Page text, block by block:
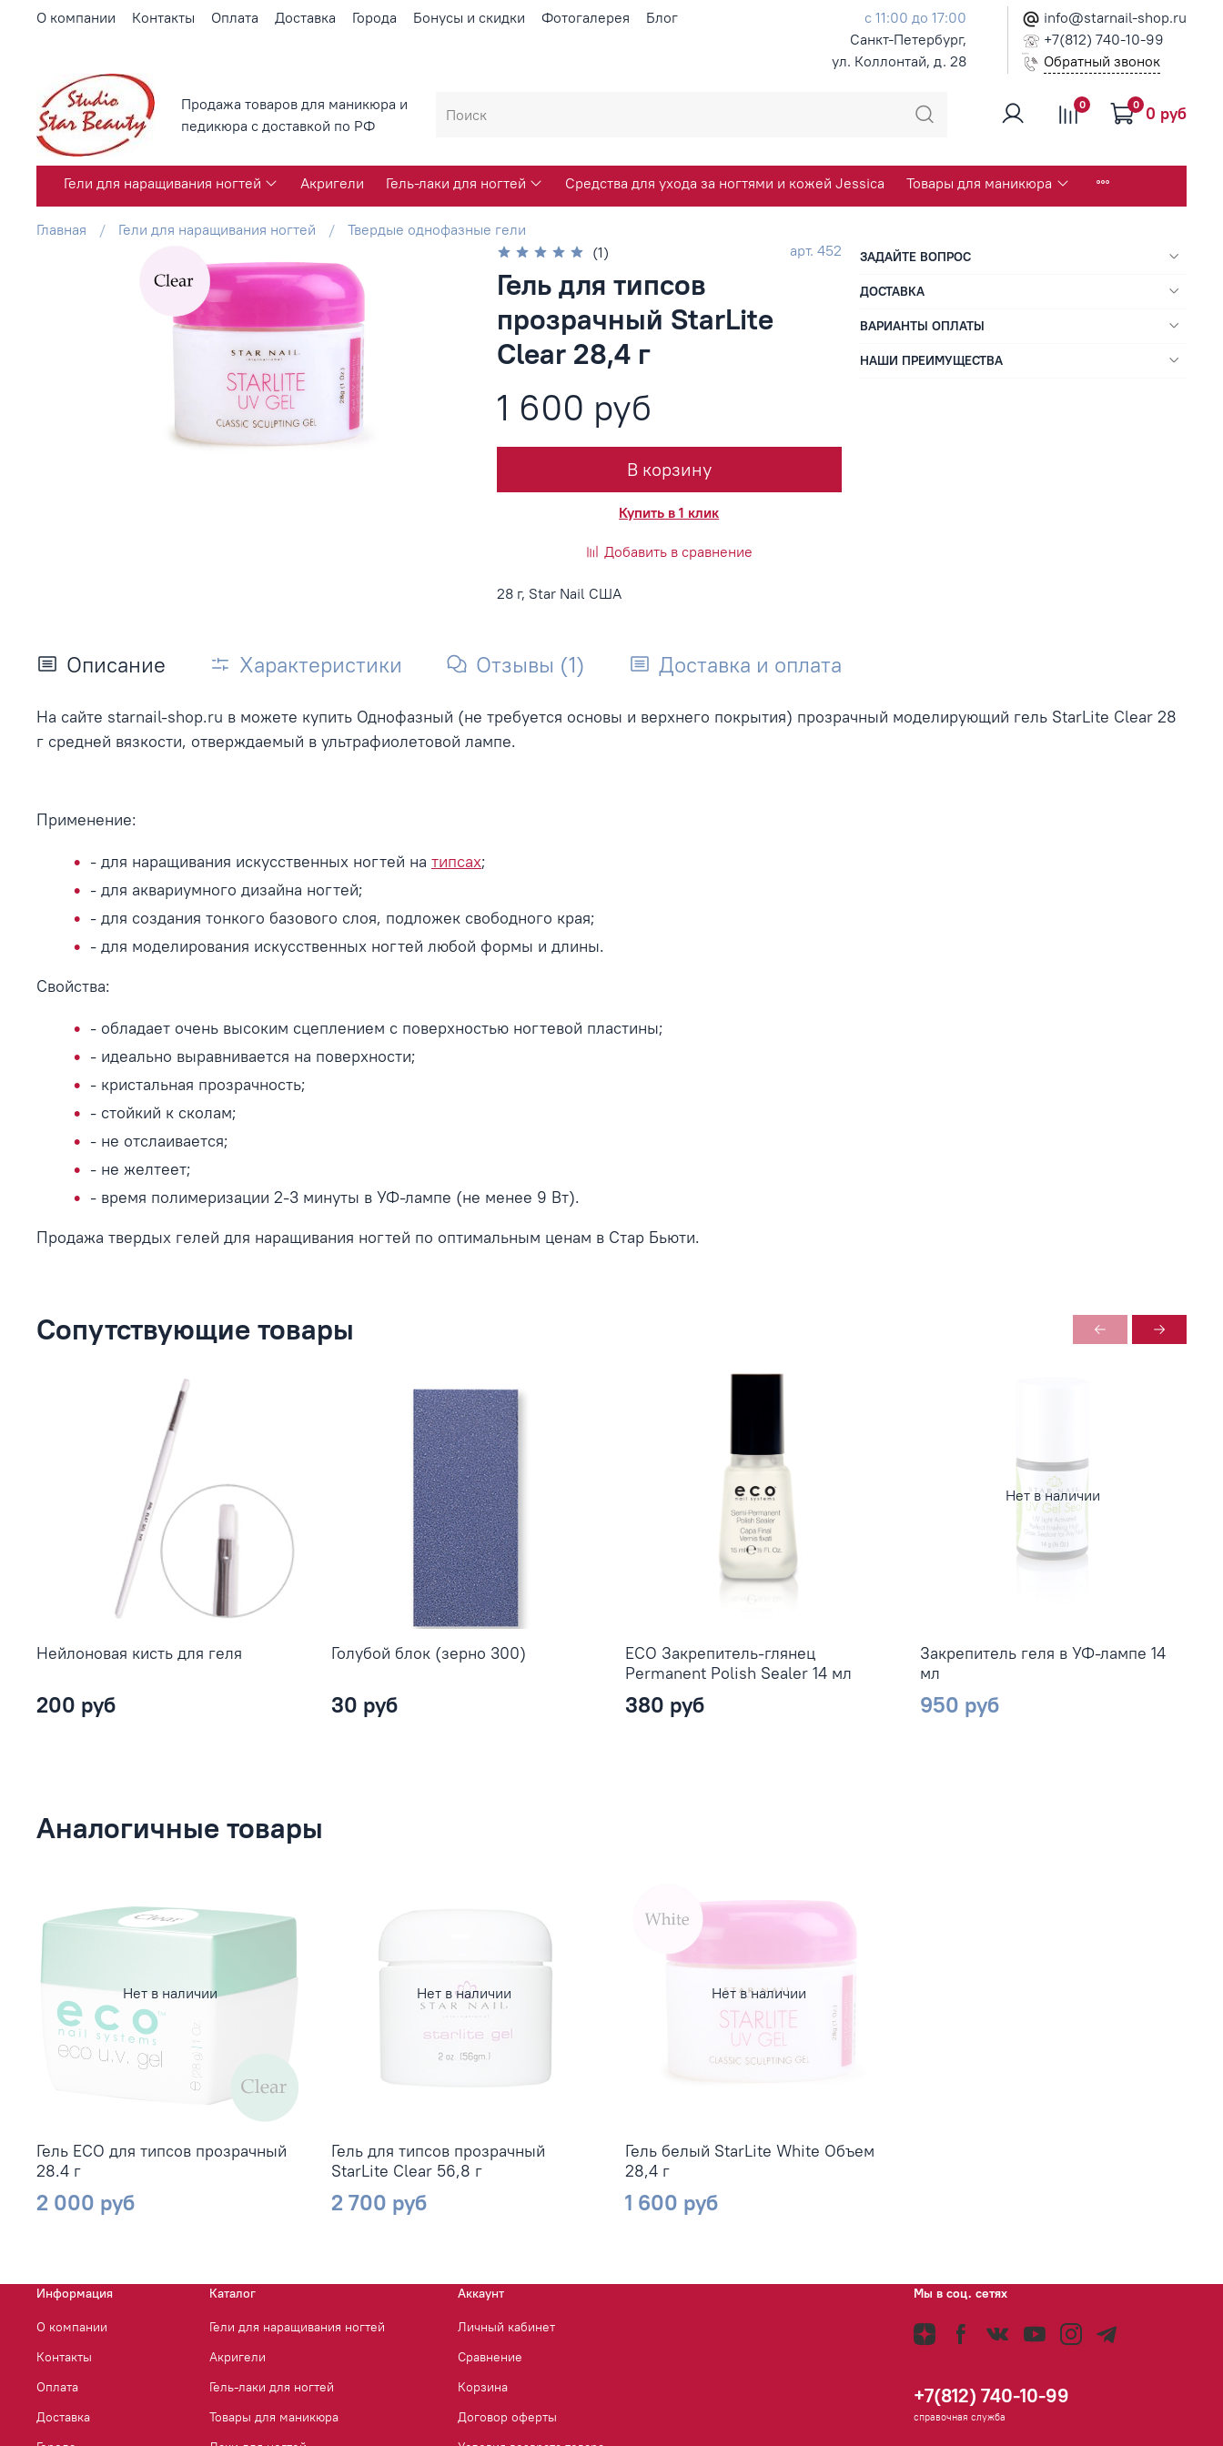
О компании Контакты Оплата Доставка Города Бонусы и скидки Фотогалерея Блог
с 11:00 до 17:00
Санкт-Петербург,
ул. Коллонтай, д. 28
info@starnail-shop.ru
+7(812) 740-10-99
Обратный звонок
Продажа товаров для маникюра и
педикюра с доставкой по РФ
0 0 0 руб
Гели для наращивания ногтей Акригели Гель-лаки для ногтей Средства для ухода за ногтями и кожей Jessica Товары для маникюра
Главная Гели для наращивания ногтей
Твердые однофазные гели
(1)
арт. 452
Гель для типсов
прозрачный StarLite
Clear 28,4 г
1 600 руб
В корзину
Купить в 1 клик
Добавить в сравнение
ЗАДАЙТЕ ВОПРОС
ДОСТАВКА
ВАРИАНТЫ ОПЛАТЫ
НАШИ ПРЕИМУЩЕСТВА
28 г, Star Nail США
Описание Характеристики Отзывы (1) Доставка и оплата
На сайте starnail-shop.ru в можете купить Однофазный (не требуется основы и верхнего покрытия) прозрачный моделирующий гель StarLite Clear 28
г средней вязкости, отверждаемый в ультрафиолетовой лампе.
Применение:
- для наращивания искусственных ногтей на типсах;
- для аквариумного дизайна ногтей;
- для создания тонкого базового слоя, подложек свободного края;
- для моделирования искусственных ногтей любой формы и длины.
Свойства:
- обладает очень высоким сцеплением с поверхностью ногтевой пластины;
- идеально выравнивается на поверхности;
- кристальная прозрачность;
- стойкий к сколам;
- не отслаивается;
- не желтеет;
- время полимеризации 2-3 минуты в УФ-лампе (не менее 9 Вт).
Продажа твердых гелей для наращивания ногтей по оптимальным ценам в Стар Бьюти.
Сопутствующие товары
Нейлоновая кисть для геля
200 руб
Голубой блок (зерно 300)
30 руб
ЕСО Закрепитель-глянец
Permanent Polish Sealer 14 мл
380 руб
Нет в наличии
Закрепитель геля в УФ-лампе 14
мл
950 руб
Аналогичные товары
Нет в наличии
Гель ECO для типсов прозрачный
28.4 г
2 000 руб
Нет в наличии
Гель для типсов прозрачный
StarLite Clear 56,8 г
2 700 руб
Нет в наличии
Гель белый StarLite White Объем
28,4 г
1 600 руб
Информация
О компании
Контакты
Оплата
Доставка
Каталог
Гели для наращивания ногтей
Акригели
Гель-лаки для ногтей
Товары для маникюра
Аккаунт
Личный кабинет
Сравнение
Корзина
Договор оферты
Мы в соц. сетях
+7(812) 740-10-99
справочная служба